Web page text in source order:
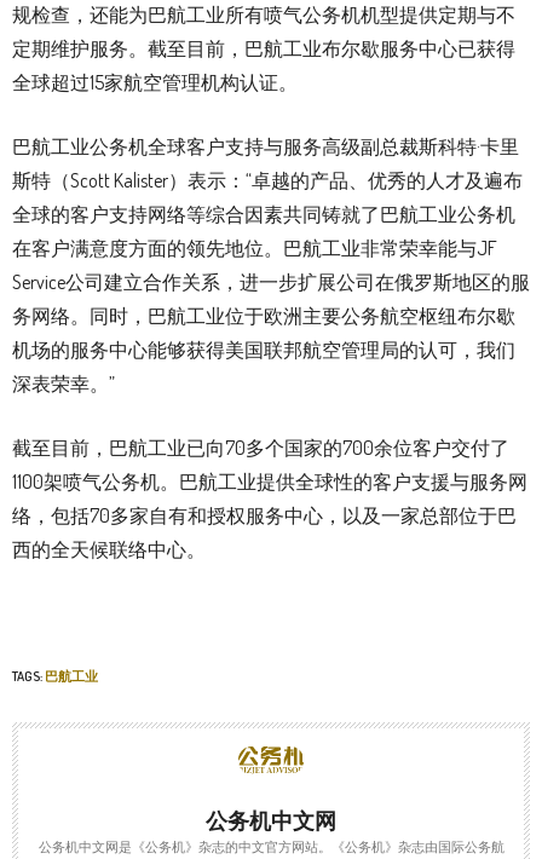
规检查，还能为巴航工业所有喷气公务机机型提供定期与不
定期维护服务。截至目前，巴航工业布尔歇服务中心已获得
全球超过15家航空管理机构认证。
巴航工业公务机全球客户支持与服务高级副总裁斯科特·卡里
斯特（Scott Kalister）表示：“卓越的产品、优秀的人才及遍布
全球的客户支持网络等综合因素共同铸就了巴航工业公务机
在客户满意度方面的领先地位。巴航工业非常荣幸能与JF
Service公司建立合作关系，进一步扩展公司在俄罗斯地区的服
务网络。同时，巴航工业位于欧洲主要公务航空枢纽布尔歇
机场的服务中心能够获得美国联邦航空管理局的认可，我们
深表荣幸。”
截至目前，巴航工业已向70多个国家的700余位客户交付了
1100架喷气公务机。巴航工业提供全球性的客户支援与服务网
络，包括70多家自有和授权服务中心，以及一家总部位于巴
西的全天候联络中心。
TAGS: 巴航工业
公务机中文网
公务机中文网是《公务机》杂志的中文官方网站。《公务机》杂志由国际公务航